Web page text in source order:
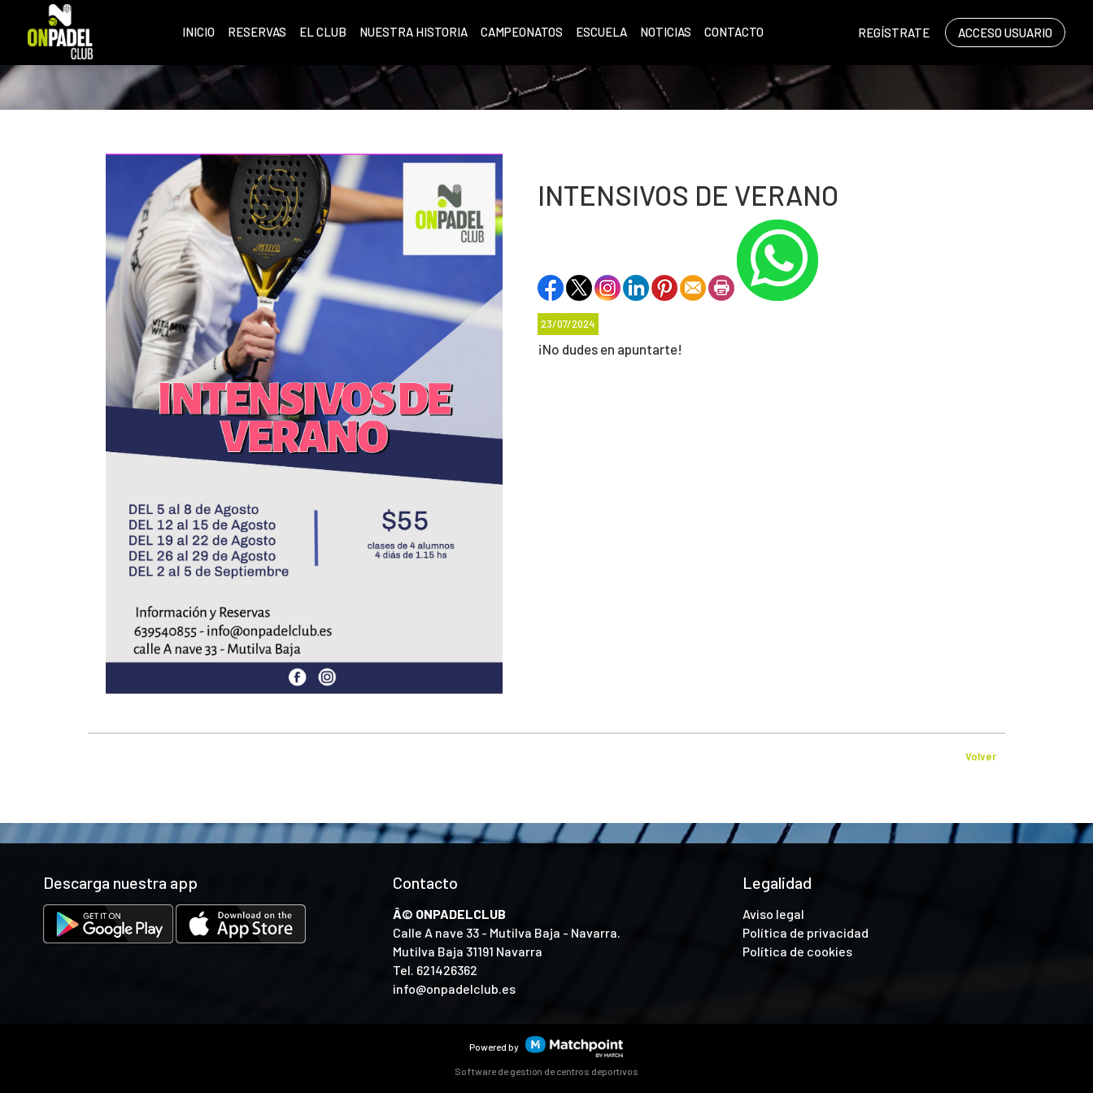
REGÍSTRATE ACCESO USUARIO
INICIO RESERVAS EL CLUB NUESTRA HISTORIA CAMPEONATOS ESCUELA NOTICIAS CONTACTO
INTENSIVOS DE VERANO
23/07/2024
¡No dudes en apuntarte!
Volver
Descarga nuestra app Contacto
Â© ONPADELCLUB
Calle A nave 33 - Mutilva Baja - Navarra.
Mutilva Baja 31191 Navarra
Tel. 621426362
info@onpadelclub.es
Legalidad
Aviso legal
Política de privacidad
Política de cookies
Powered by
Software de gestión de centros deportivos